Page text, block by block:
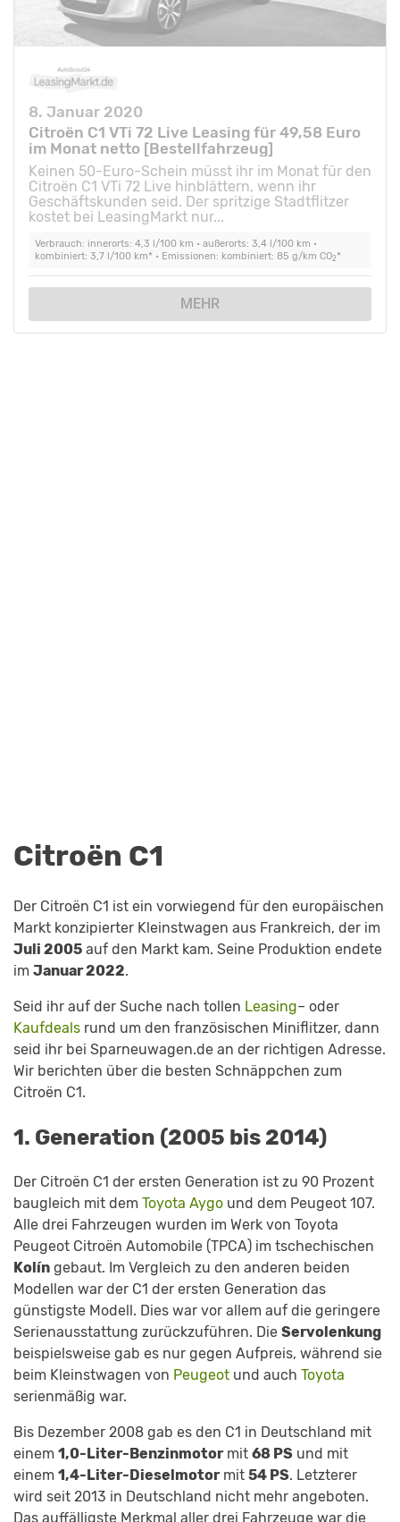
8. Januar 2020
Citroën C1 VTi 72 Live Leasing für 49,58 Euro
im Monat netto [Bestellfahrzeug]
Keinen 50-Euro-Schein müsst ihr im Monat für den
Citroën C1 VTi 72 Live hinblättern, wenn ihr
Geschäftskunden seid. Der spritzige Stadtflitzer
kostet bei LeasingMarkt nur...
Verbrauch: innerorts: 4,3 l/100 km • außerorts: 3,4 l/100 km •
kombiniert: 3,7 l/100 km* • Emissionen: kombiniert: 85 g/km CO2*
MEHR
Citroën C1
Der Citroën C1 ist ein vorwiegend für den europäischen
Markt konzipierter Kleinstwagen aus Frankreich, der im
Juli 2005 auf den Markt kam. Seine Produktion endete
im Januar 2022.
Seid ihr auf der Suche nach tollen Leasing– oder
Kaufdeals rund um den französischen Miniflitzer, dann
seid ihr bei Sparneuwagen.de an der richtigen Adresse.
Wir berichten über die besten Schnäppchen zum
Citroën C1.
1. Generation (2005 bis 2014)
Der Citroën C1 der ersten Generation ist zu 90 Prozent
baugleich mit dem Toyota Aygo und dem Peugeot 107.
Alle drei Fahrzeugen wurden im Werk von Toyota
Peugeot Citroën Automobile (TPCA) im tschechischen
Kolín gebaut. Im Vergleich zu den anderen beiden
Modellen war der C1 der ersten Generation das
günstigste Modell. Dies war vor allem auf die geringere
Serienausstattung zurückzuführen. Die Servolenkung
beispielsweise gab es nur gegen Aufpreis, während sie
beim Kleinstwagen von Peugeot und auch Toyota
serienmäßig war.
Bis Dezember 2008 gab es den C1 in Deutschland mit
einem 1,0-Liter-Benzinmotormit 68 PS und mit
einem 1,4-Liter-Dieselmotormit 54 PS. Letzterer
wird seit 2013 in Deutschland nicht mehr angeboten.
Das auffälligste Merkmal aller drei Fahrzeuge war die